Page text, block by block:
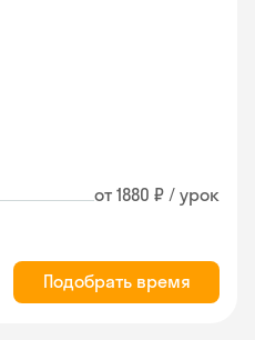
от 1880 ₽ / урок
Подобрать время